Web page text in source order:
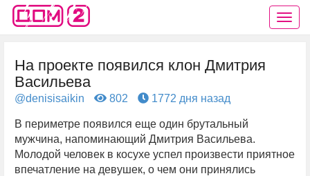
На проекте появился клон Дмитрия
Васильева
@denisisaikin 802 1772 дня назад
В периметре появился еще один брутальный
мужчина, напоминающий Дмитрия Васильева.
Молодой человек в косухе успел произвести приятное
впечатление на девушек, о чем они принялись